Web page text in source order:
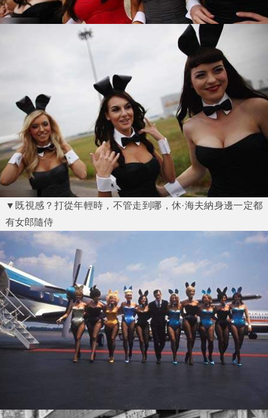
▼既視感？打從年輕時，不管走到哪，休·海夫納身邊一定都
有女郎隨侍